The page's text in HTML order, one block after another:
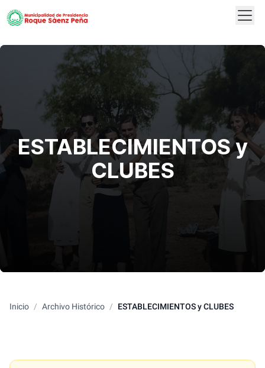
ESTABLECIMIENTOS y
CLUBES
Inicio / Archivo Histórico / ESTABLECIMIENTOS y CLUBES